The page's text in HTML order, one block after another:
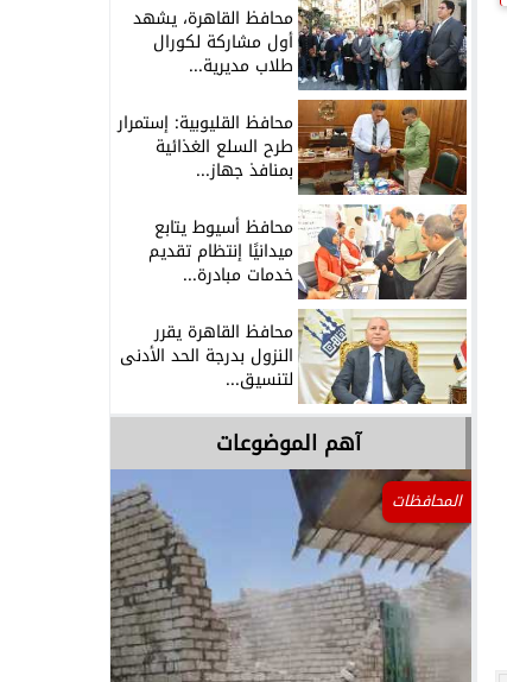
محافظ القاهرة، يشهد
أول مشاركة لكورال
طلاب مديرية...
محافظ القليوبية: إستمرار
طرح السلع الغذائية
بمنافذ جهاز...
محافظ أسيوط يتابع
ميدانيًا إنتظام تقديم
خدمات مبادرة...
محافظ القاهرة يقرر
النزول بدرجة الحد الأدنى
لتنسيق...
آهم الموضوعات
المحافظات